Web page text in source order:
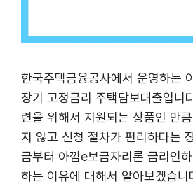
한국주택금융공사에서 운영하는
장기 고정금리 주택담보대출입니
련을 위해서 지원되는 상품인 만
지 않고 신청 절차가 편리하다는
금부터 아낌e보금자리론 금리인
하는 이유에 대해서 알아보겠습니